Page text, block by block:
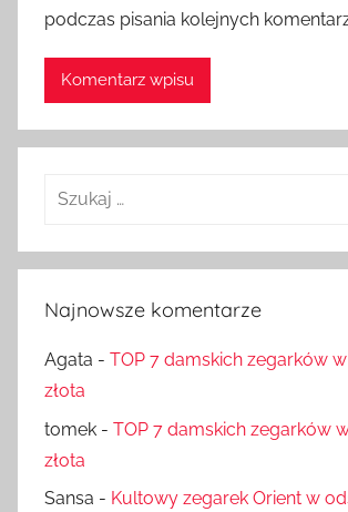
podczas pisania kolejnych
Szukaj:
Najnowsze komentarze
Agata - TOP 7 damskich zegarków
złota
tomek - TOP 7 damskich zegarków
złota
Sansa - Kultowy zegarek Orient w